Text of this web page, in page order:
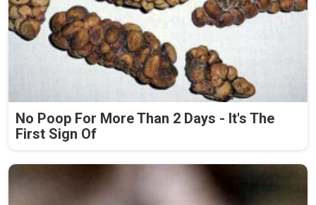
No Poop For More Than 2 Days - It's The
First Sign Of